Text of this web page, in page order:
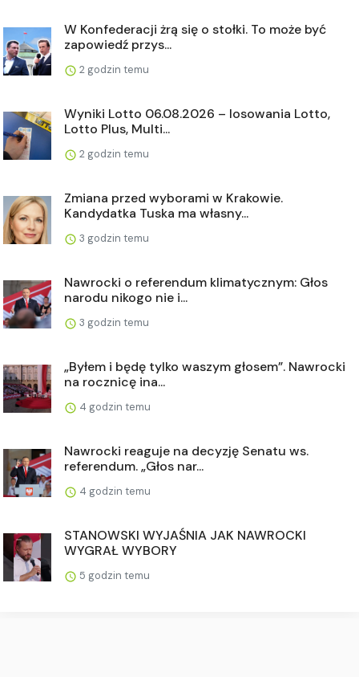
W Konfederacji żrą się o stołki. To może być
zapowiedź przys...
2 godzin temu
Wyniki Lotto 06.08.2026 – losowania Lotto,
Lotto Plus, Multi...
2 godzin temu
Zmiana przed wyborami w Krakowie.
Kandydatka Tuska ma własny...
3 godzin temu
Nawrocki o referendum klimatycznym: Głos
narodu nikogo nie i...
3 godzin temu
„Byłem i będę tylko waszym głosem”. Nawrocki
na rocznicę ina...
4 godzin temu
Nawrocki reaguje na decyzję Senatu ws.
referendum. „Głos nar...
4 godzin temu
STANOWSKI WYJAŚNIA JAK NAWROCKI
WYGRAŁ WYBORY
5 godzin temu